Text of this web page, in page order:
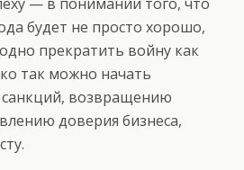
будет не просто хорошо,
прекратить войну как
так можно начать
возвращению
доверия бизнеса,